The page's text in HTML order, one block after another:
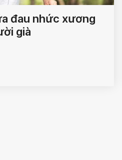
đau nhức xương
già